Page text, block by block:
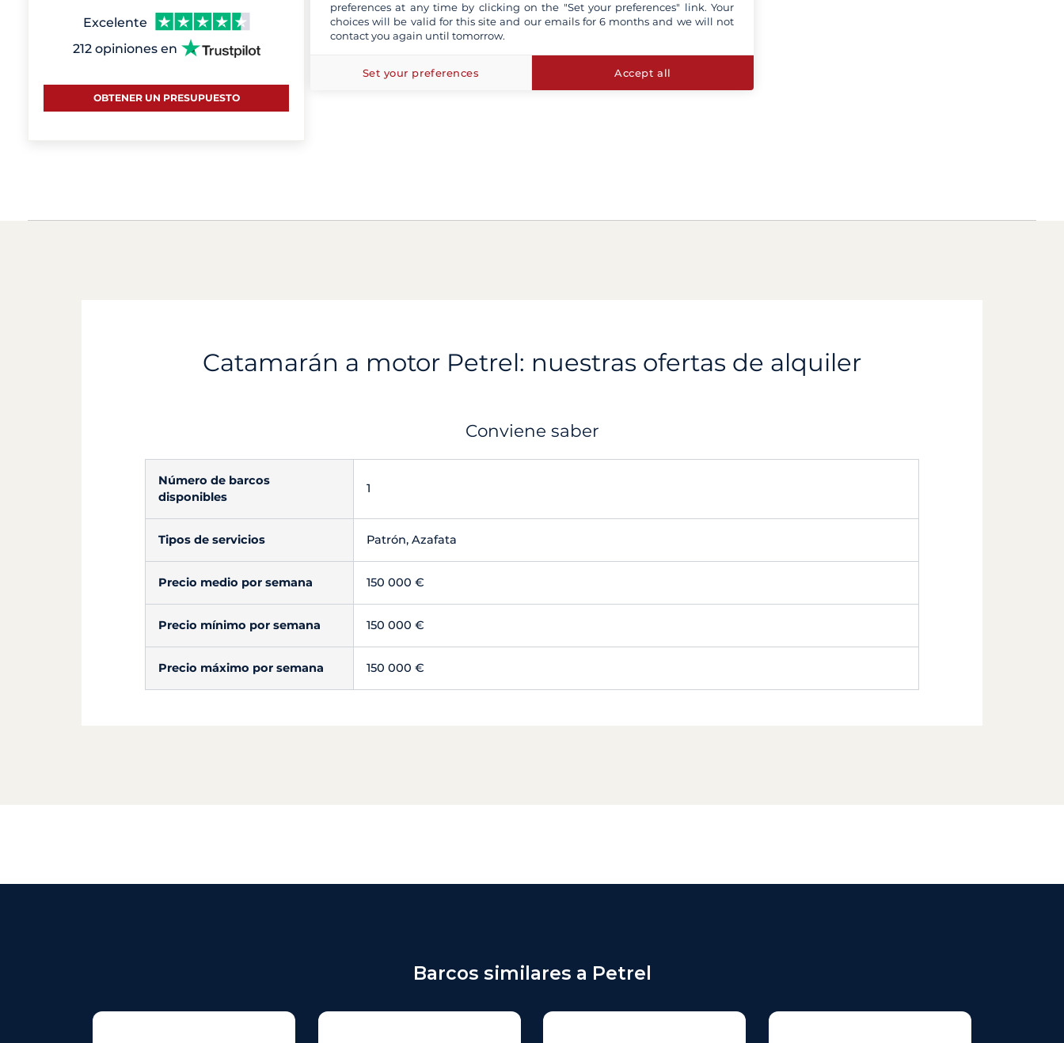
Excelente
212 opiniones en
OBTENER UN PRESUPUESTO
Catamarán a motor Petrel: nuestras ofertas de alquiler
Conviene saber
Número de barcos
disponibles
1
Tipos de servicios Patrón, Azafata
Precio medio por semana 150 000 €
Precio mínimo por semana 150 000 €
Precio máximo por semana 150 000 €
Barcos similares a Petrel
preferences at any time by clicking on the "Set your preferences" link. Your
choices will be valid for this site and our emails for 6 months and we will not
contact you again until tomorrow.
Set your preferences Accept all